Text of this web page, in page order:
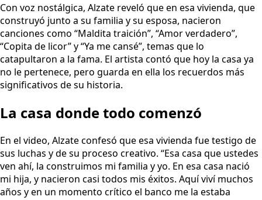
Con voz nostálgica, Alzate reveló que en esa vivienda, que
construyó junto a su familia y su esposa, nacieron
canciones como “Maldita traición”, “Amor verdadero”,
“Copita de licor” y “Ya me cansé”, temas que lo
catapultaron a la fama. El artista contó que hoy la casa ya
no le pertenece, pero guarda en ella los recuerdos más
significativos de su historia.
La casa donde todo comenzó
En el video, Alzate confesó que esa vivienda fue testigo de
sus luchas y de su proceso creativo. “Esa casa que ustedes
ven ahí, la construimos mi familia y yo. En esa casa nació
mi hija, y nacieron casi todos mis éxitos. Aquí viví muchos
años y en un momento crítico el banco me la estaba